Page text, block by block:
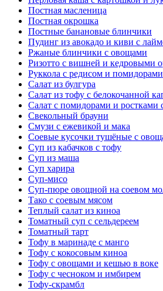
Постная масленица
Постная окрошка
Постные банановые блинчики
Пудинг из авокадо и киви с
Ржаные блинчики с овощами
Ризотто с вишней и кедровыми
Руккола с редисом и помидорами
Салат из булгура
Салат из тофу с белокочанной
Салат с помидорами и ростками
Свекольный брауни
Смузи с ежевикой и мака
Соевые кусочки тушёные с
Суп из кабачков с тофу
Суп из маша
Суп харира
Суп-мисо
Суп-пюре овощной на соевом
Тако с соевым мясом
Теплый салат из киноа
Томатный суп с сельдереем
Томатный тарт
Тофу в маринаде с манго
Тофу с кокосовым киноа
Тофу с овощами и кешью в воке
Тофу с чесноком и имбирем
Тофу-скрамбл